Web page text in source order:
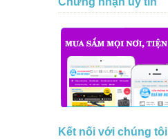
Kết nối với chúng tôi